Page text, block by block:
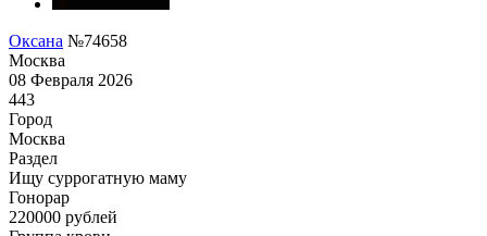
Оксана №74658
Москва
08 Февраля 2026
443
Город
Москва
Раздел
Ищу суррогатную маму
Гонoрар
220000 рублей